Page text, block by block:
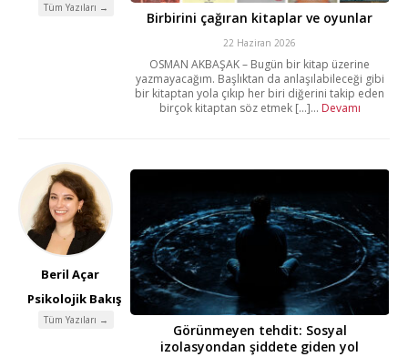
Tüm Yazıları →
Birbirini çağıran kitaplar ve oyunlar
22 Haziran 2026
OSMAN AKBAŞAK – Bugün bir kitap üzerine
yazmayacağım. Başlıktan da anlaşılabileceği gibi
bir kitaptan yola çıkıp her biri diğerini takip eden
birçok kitaptan söz etmek [...]... Devamı
Beril Açar
Psikolojik Bakış
Tüm Yazıları →
Görünmeyen tehdit: Sosyal
izolasyondan şiddete giden yol